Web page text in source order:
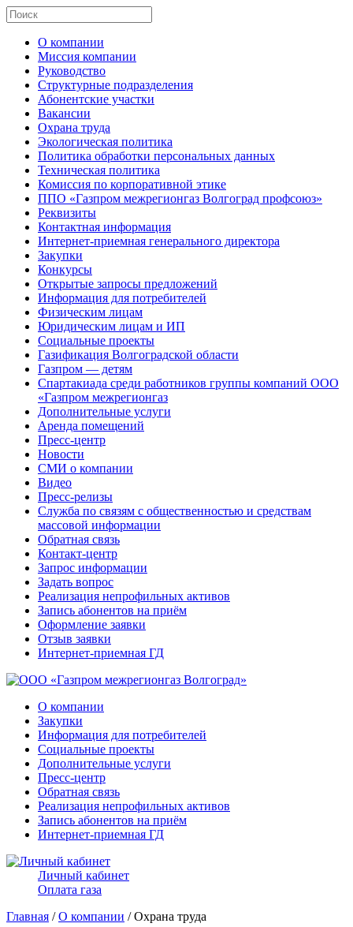
О компании
Миссия компании
Руководство
Структурные подразделения
Абонентские участки
Вакансии
Охрана труда
Экологическая политика
Политика обработки персональных данных
Техническая политика
Комиссия по корпоративной этике
ППО «Газпром межрегионгаз Волгоград профсоюз»
Реквизиты
Контактная информация
Интернет-приемная генерального директора
Закупки
Конкурсы
Открытые запросы предложений
Информация для потребителей
Физическим лицам
Юридическим лицам и ИП
Социальные проекты
Газификация Волгоградской области
Газпром — детям
Спартакиада среди работников группы компаний ООО
«Газпром межрегионгаз
Дополнительные услуги
Аренда помещений
Пресс-центр
Новости
СМИ о компании
Видео
Пресс-релизы
Служба по связям с общественностью и средствам
массовой информации
Обратная связь
Контакт-центр
Запрос информации
Задать вопрос
Реализация непрофильных активов
Запись абонентов на приём
Оформление заявки
Отзыв заявки
Интернет-приемная ГД
О компании
Закупки
Информация для потребителей
Социальные проекты
Дополнительные услуги
Пресс-центр
Обратная связь
Реализация непрофильных активов
Запись абонентов на приём
Интернет-приемная ГД
Личный кабинет
Оплата газа
Главная /О компании / Охрана труда